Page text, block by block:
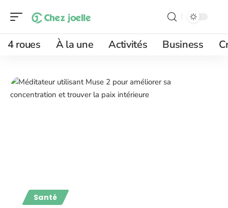
4 roues À la une Activités Business
Santé